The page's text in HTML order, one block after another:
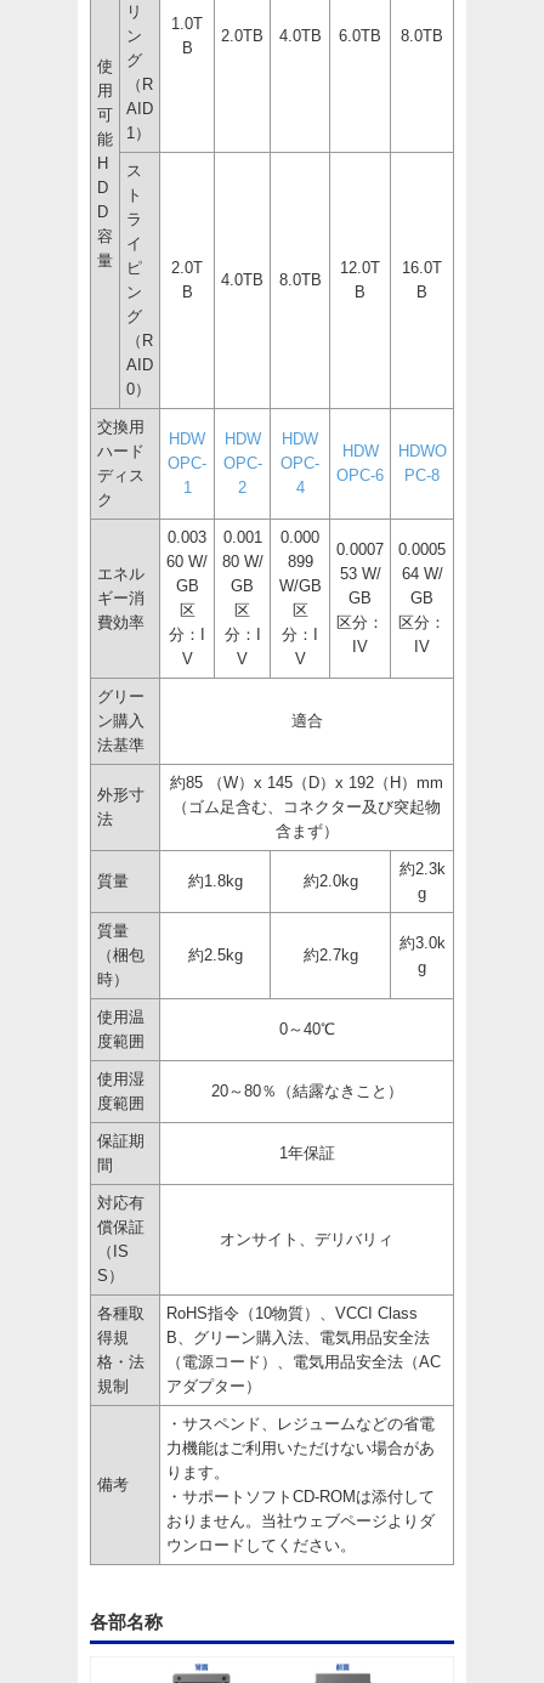
使
用
可
能
H
D
D
容
量
リ
ン
グ
（R
AID
1）
1.0T
B
2.0TB 4.0TB 6.0TB 8.0TB
ス
ト
ラ
イ
ピ
ン
グ
（R
AID
0）
2.0T
B
4.0TB 8.0TB
12.0T
B
16.0T
B
交換用
ハード
ディス
ク
HDW
OPC-
1
HDW
OPC-
2
HDW
OPC-
4
HDW
OPC-6
HDWO
PC-8
エネル
ギー消
費効率
0.003
60 W/
GB
区
分：I
V
0.001
80 W/
GB
区
分：I
V
0.000
899
W/GB
区
分：I
V
0.0007
53 W/
GB
区分：
IV
0.0005
64 W/
GB
区分：
IV
グリー
ン購入
法基準
適合
外形寸
法
約85 （W）x 145（D）x 192（H）mm
（ゴム足含む、コネクター及び突起物
含まず）
質量 約1.8kg 約2.0kg
約2.3k
g
質量
（梱包
時）
約2.5kg 約2.7kg
約3.0k
g
使用温
度範囲
0～40℃
使用湿
度範囲
20～80％（結露なきこと）
保証期
間
1年保証
対応有
償保証
（IS
S）
オンサイト、デリバリィ
各種取
得規
格・法
規制
RoHS指令（10物質）、VCCI Class
B、グリーン購入法、電気用品安全法
（電源コード）、電気用品安全法（AC
アダプター）
備考
・サスペンド、レジュームなどの省電
力機能はご利用いただけない場合があ
ります。
・サポートソフトCD-ROMは添付して
おりません。当社ウェブページよりダ
ウンロードしてください。
各部名称